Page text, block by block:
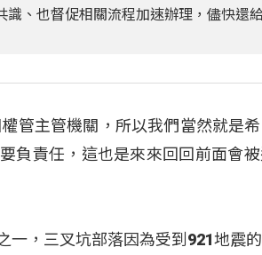
、也督促相關流程加速辦理，儘快還
管主管機關，所以我們當然就是
負責任，這也是來來回回前面會
一，三叉坑部落因為受到921地震